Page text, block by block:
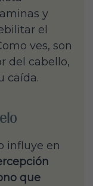
y
el
ves, son
del cabello,
caída.
influye en
que